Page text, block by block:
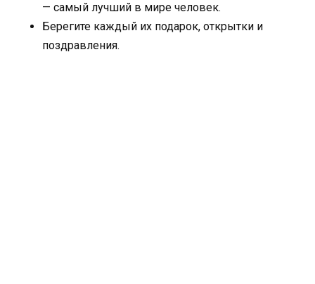
— самый лучший в мире человек.
Берегите каждый их подарок, открытки и
поздравления.